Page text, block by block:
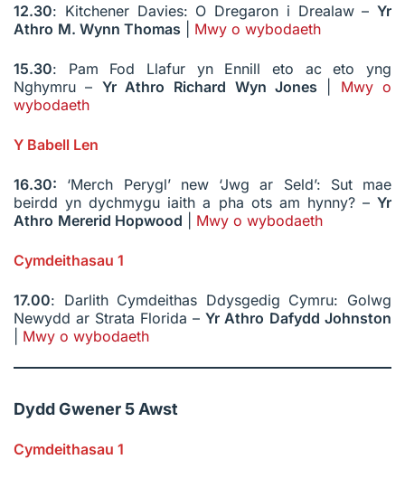
12.30: Kitchener Davies: O Dregaron i Drealaw – Yr
Athro M. Wynn Thomas Mwy o wybodaeth
15.30: Pam Fod Llafur yn Ennill eto ac eto yng
Nghymru – Yr Athro Richard Wyn Jones
Mwy o
wybodaeth
Y Babell Len
16.30: ‘Merch Perygl’ new ‘Jwg ar Seld’: Sut mae
beirdd yn dychmygu iaith a pha ots am hynny? – Yr
Athro Mererid Hopwood Mwy o wybodaeth
Cymdeithasau 1
17.00: Darlith Cymdeithas Ddysgedig Cymru: Golwg
Newydd ar Strata Florida – Yr Athro Dafydd Johnston
Mwy o wybodaeth
Dydd Gwener 5 Awst
Cymdeithasau 1